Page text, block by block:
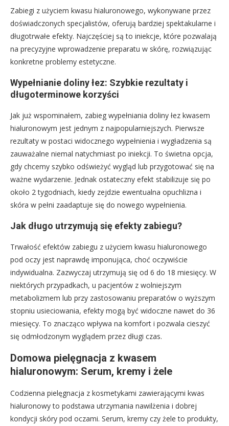
Zabiegi z użyciem kwasu hialuronowego, wykonywane przez
doświadczonych specjalistów, oferują bardziej spektakularne i
długotrwałe efekty. Najczęściej są to iniekcje, które pozwalają
na precyzyjne wprowadzenie preparatu w skórę, rozwiązując
konkretne problemy estetyczne.
Wypełnianie doliny łez: Szybkie rezultaty i
długoterminowe korzyści
Jak już wspominałem, zabieg wypełniania doliny łez kwasem
hialuronowym jest jednym z najpopularniejszych. Pierwsze
rezultaty w postaci widocznego wypełnienia i wygładzenia są
zauważalne niemal natychmiast po iniekcji. To świetna opcja,
gdy chcemy szybko odświeżyć wygląd lub przygotować się na
ważne wydarzenie. Jednak ostateczny efekt stabilizuje się po
około 2 tygodniach, kiedy zejdzie ewentualna opuchlizna i
skóra w pełni zaadaptuje się do nowego wypełnienia.
Jak długo utrzymują się efekty zabiegu?
Trwałość efektów zabiegu z użyciem kwasu hialuronowego
pod oczy jest naprawdę imponująca, choć oczywiście
indywidualna. Zazwyczaj utrzymują się od 6 do 18 miesięcy. W
niektórych przypadkach, u pacjentów z wolniejszym
metabolizmem lub przy zastosowaniu preparatów o wyższym
stopniu usieciowania, efekty mogą być widoczne nawet do 36
miesięcy. To znacząco wpływa na komfort i pozwala cieszyć
się odmłodzonym wyglądem przez długi czas.
Domowa pielęgnacja z kwasem
hialuronowym: Serum, kremy i żele
Codzienna pielęgnacja z kosmetykami zawierającymi kwas
hialuronowy to podstawa utrzymania nawilżenia i dobrej
kondycji skóry pod oczami. Serum, kremy czy żele to produkty,